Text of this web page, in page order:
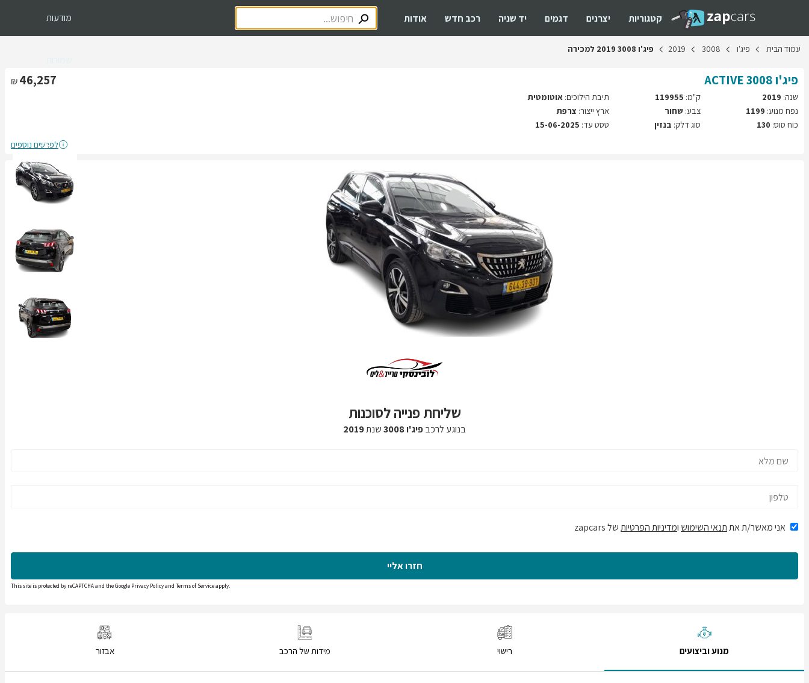
קטגוריות יצרנים דגמים יד שניה רכב חדש אודות מודעות
עמוד הבית פיג'ו 3008
2019 פיג'ו 3008
2019 למכירה
פיג'ו3008
ACTIVE
46,257
שנה: 2019
נפח מנוע: 1199
כוח סוס: 130
ק"מ: 119955
צבע: שחור
סוג דלק: בנזין
תיבת הילוכים: אוטומטית
ארץ ייצור: צרפת
טסט עד: 15-06-2025
לפרטים נוספים
שליחת פנייה לסוכנות
בנוגע לרכבפיג'ו 3008 שנת2019
אני מאשר/ת אתתנאי השימוש ומדיניות הפרטיותשל zapcars
חזרו אליי
This site is protected by reCAPTCHA and the Google Privacy Policyand Terms of Serviceapply.
מנוע וביצועים רישוי מידות של הרכב אבזור